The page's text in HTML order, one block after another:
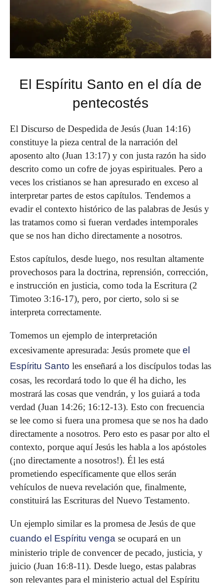
El Espíritu Santo en el día de
pentecostés
El Discurso de Despedida de Jesús (Juan 14:16)
constituye la pieza central de la narración del
aposento alto (Juan 13:17) y con justa razón ha sido
descrito como un cofre de joyas espirituales. Pero a
veces los cristianos se han apresurado en exceso al
interpretar partes de estos capítulos. Tendemos a
evadir el contexto histórico de las palabras de Jesús y
las tratamos como si fueran verdades intemporales
que se nos han dicho directamente a nosotros.
Estos capítulos, desde luego, nos resultan altamente
provechosos para la doctrina, reprensión, corrección,
e instrucción en justicia, como toda la Escritura (2
Timoteo 3:16-17), pero, por cierto, solo si se
interpreta correctamente.
Tomemos un ejemplo de interpretación
excesivamente apresurada: Jesús promete que el
Espíritu Santo les enseñará a los discípulos todas las
cosas, les recordará todo lo que él ha dicho, les
mostrará las cosas que vendrán, y los guiará a toda
verdad (Juan 14:26; 16:12-13). Esto con frecuencia
se lee como si fuera una promesa que se nos ha dado
directamente a nosotros. Pero esto es pasar por alto el
contexto, porque aquí Jesús les habla a los apóstoles
(¡no directamente a nosotros!). Él les está
prometiendo específicamente que ellos serán
vehículos de nueva revelación que, finalmente,
constituirá las Escrituras del Nuevo Testamento.
Un ejemplo similar es la promesa de Jesús de que
cuando el Espíritu venga se ocupará en un
ministerio triple de convencer de pecado, justicia, y
juicio (Juan 16:8-11). Desde luego, estas palabras
son relevantes para el ministerio actual del Espíritu